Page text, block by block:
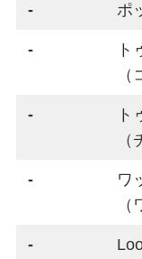
- ポ
-
ト
-
ト
-
ワ
-